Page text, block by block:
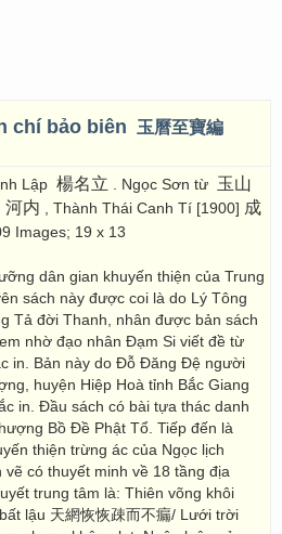
chí bảo biên 玉曆至寶編
Lập 楊名立 . Ngọc Sơn từ 玉山
河内 , Thành Thái Canh Tí [1900] 成
Images; 19 x 13
dân gian khuyến thiện của Trung
sách này được coi là do Lý Tông
Tả đời Thanh, nhân được bản sách
nhờ đạo nhân Đạm Si viết đề từ
in. Bản này do Đỗ Đăng Đệ người
huyện Hiệp Hoà tỉnh Bắc Giang
in. Đầu sách có bài tựa thác danh
Bồ Đề Phật Tổ. Tiếp đến là
thiện trừng ác của Ngọc lịch
vẽ có thuyết minh về 18 tầng địa
trung tâm là: Thiên võng khôi
lậu 天網恢恢疎而不瘺/ Lưới trời